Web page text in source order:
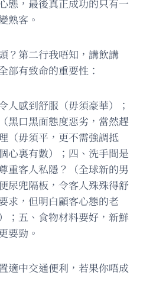
態，最後真正成功的只有一
熟客。
？第二行我唔知，講飲講
部有致命的重要性：
人感到舒服（毋須豪華）；
黑口黑面態度惡劣，當然趕
（毋須平，更不需強調抵
心裏有數）；四、洗手間是
重客人私隱？（全球新的男
尿兜隔板，令客人殊殊得舒
求，但明白顧客心態的老
；五、食物材料要好，新鮮
要勁。
適中交通便利，若果你唔成